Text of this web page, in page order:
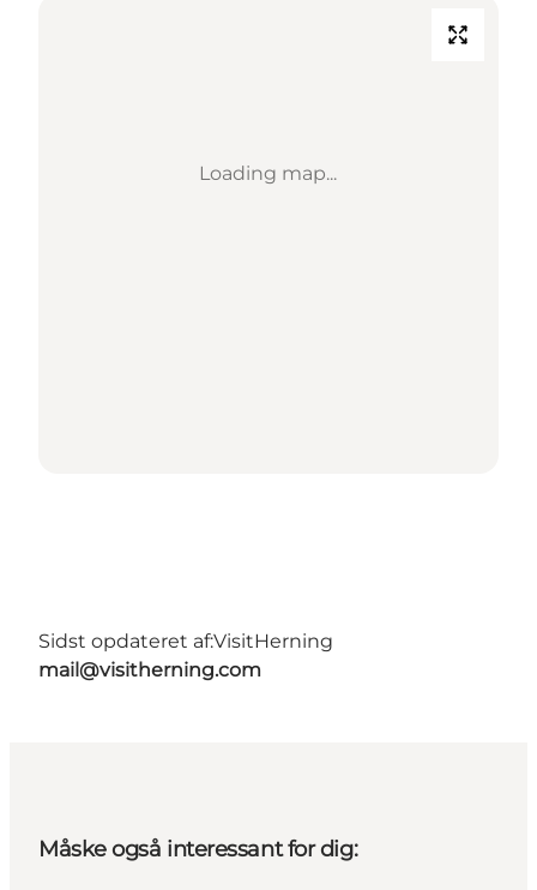
Loading map...
Sidst opdateret af:VisitHerning
mail@visitherning.com
Måske også interessant for dig: